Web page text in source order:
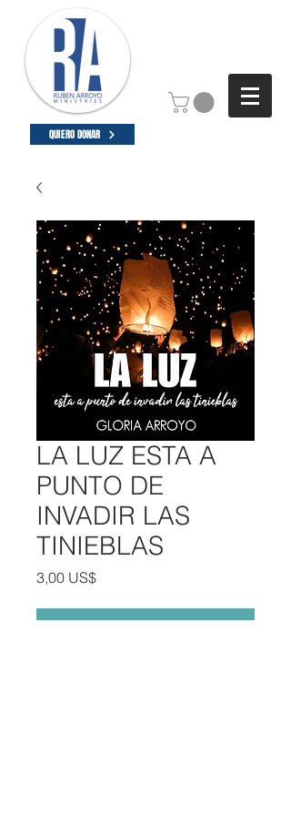
QUIERO DONAR
LA LUZ ESTA A
PUNTO DE
INVADIR LAS
TINIEBLAS
3,00 US$Precio